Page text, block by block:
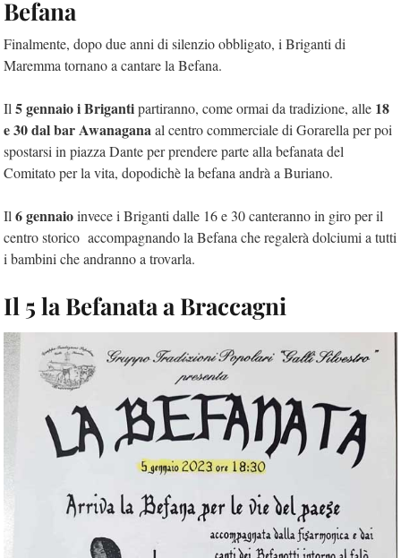
Befana
Finalmente, dopo due anni di silenzio obbligato, i Briganti di
Maremma tornano a cantare la Befana.
Il 5 gennaio i Brigantipartiranno, come ormai da tradizione, alle 18
e 30 dal bar Awanaganaal centro commerciale di Gorarella per poi
spostarsi in piazza Dante per prendere parte alla befanata del
Comitato per la vita, dopodichè la befana andrà a Buriano.
Il 6 gennaioinvece i Briganti dalle 16 e 30 canteranno in giro per il
centro storico accompagnando la Befana che regalerà dolciumi a tutti
i bambini che andranno a trovarla.
Il 5 la Befanata a Braccagni